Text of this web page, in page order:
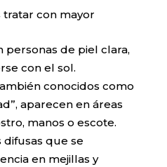
tratar con mayor
de piel clara,
con el sol.
conocidos como
aparecen en áreas
manos o escote.
que se
en mejillas y